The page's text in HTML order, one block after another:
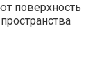
поверхность